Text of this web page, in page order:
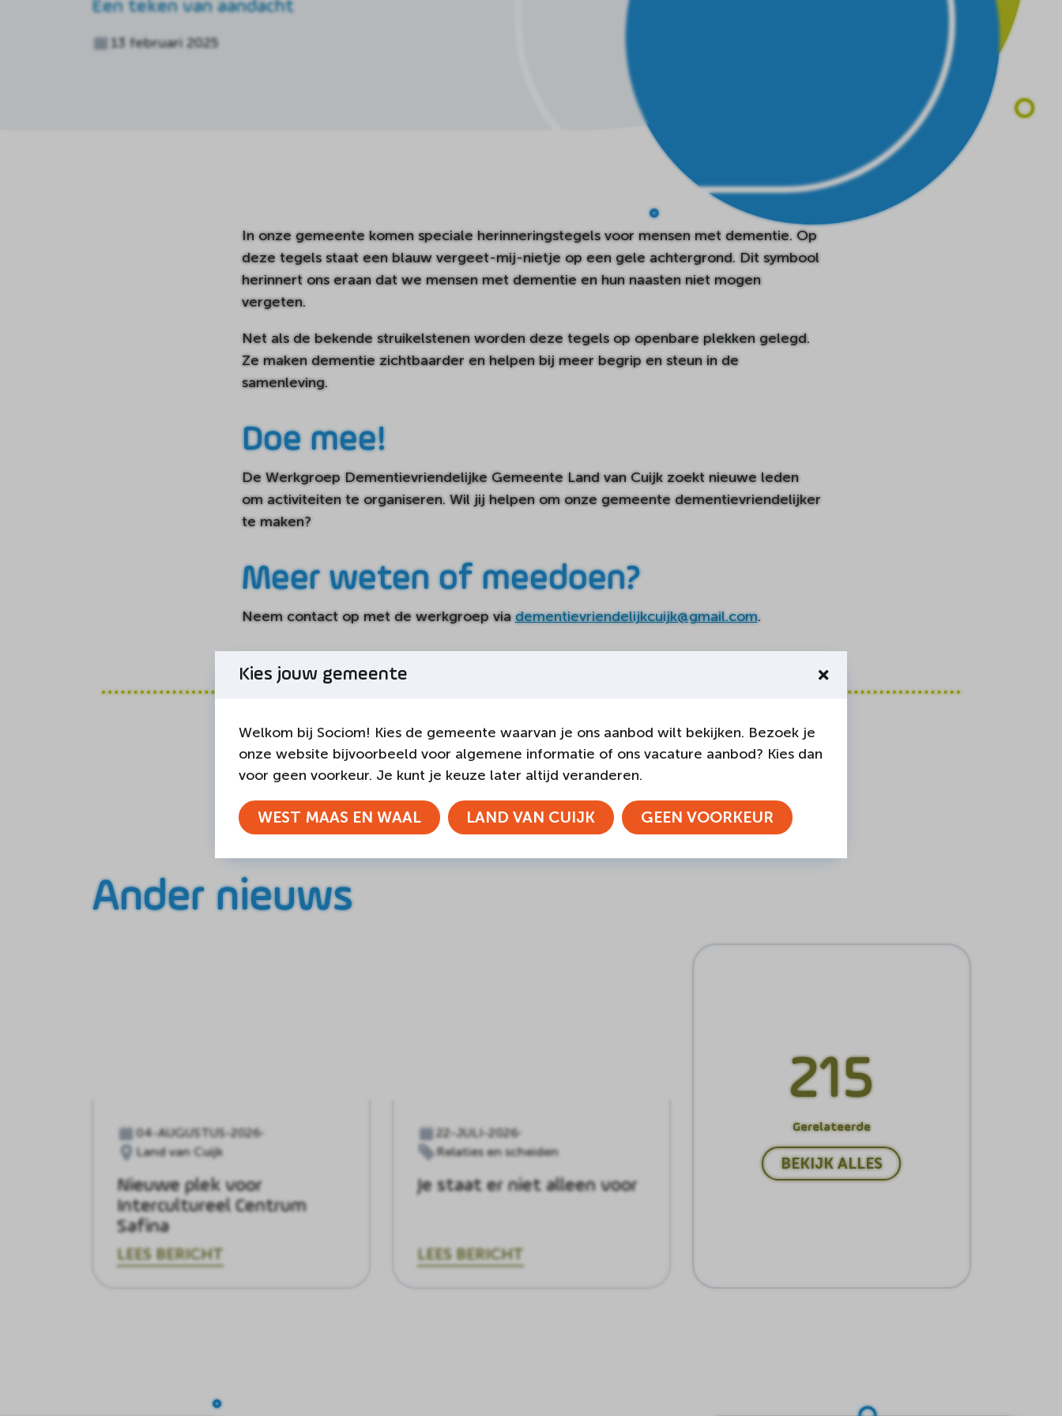
Een teken van aandacht
13 februari 2025
In onze gemeente komen speciale herinneringstegels voor mensen met dementie. Op
deze tegels staat een blauw vergeet-mij-nietje op een gele achtergrond. Dit symbool
herinnert ons eraan dat we mensen met dementie en hun naasten niet mogen
vergeten.
Net als de bekende struikelstenen worden deze tegels op openbare plekken gelegd.
Ze maken dementie zichtbaarder en helpen bij meer begrip en steun in de
samenleving.
Doe mee!
De Werkgroep Dementievriendelijke Gemeente Land van Cuijk zoekt nieuwe leden
om activiteiten te organiseren. Wil jij helpen om onze gemeente dementievriendelijker
te maken?
Meer weten of meedoen?
Neem contact op met de werkgroep viadementievriendelijkcuijk@gmail.com.
Ander nieuws
04-AUGUSTUS-2026
Land van Cuijk
Nieuwe plek voor
Intercultureel Centrum
Safina
LEES BERICHT
22-JULI-2026
Relaties en scheiden
Je staat er niet alleen voor
LEES BERICHT
215
Gerelateerde
BEKIJK ALLES
Kies jouw gemeente
Welkom bij Sociom! Kies de gemeente waarvan je ons aanbod wilt bekijken. Bezoek je
onze website bijvoorbeeld voor algemene informatie of ons vacature aanbod? Kies dan
voor geen voorkeur. Je kunt je keuze later altijd veranderen.
WEST MAAS EN WAAL LAND VAN CUIJK GEEN VOORKEUR